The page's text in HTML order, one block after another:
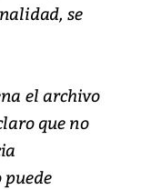
se
el archivo
que no